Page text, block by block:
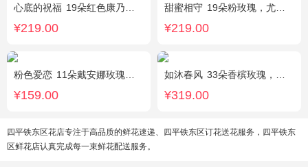
心底的祝福 19朵红色康乃馨，绿叶搭配
¥219.00
甜蜜相守 19朵粉玫瑰，尤加利、小花搭配
¥219.00
粉色爱恋 11朵戴安娜玫瑰，满天星、绿叶搭配
¥159.00
如沐春风 33朵香槟玫瑰，绿叶搭配
¥319.00
四平铁东区花店专注于高品质的鲜花速递、四平铁东区订花送花服务，四平铁东
区鲜花店认真完成每一束鲜花配送服务。